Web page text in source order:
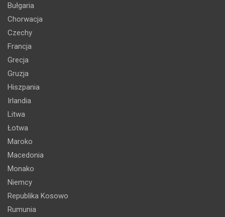
Bułgaria
Chorwacja
Czechy
Francja
Grecja
Gruzja
Hiszpania
Irlandia
Litwa
Łotwa
Maroko
Macedonia
Monako
Niemcy
Republika Kosowo
Rumunia